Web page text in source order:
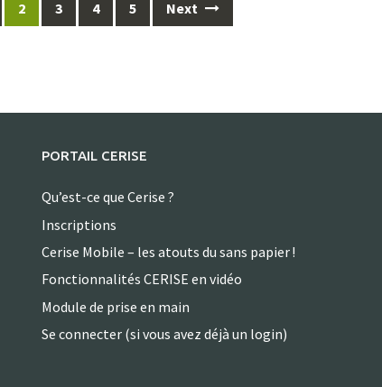
2 3 4 5 Next
PORTAIL CERISE
Qu’est-ce que Cerise ?
Inscriptions
Cerise Mobile – les atouts du sans papier !
Fonctionnalités CERISE en vidéo
Module de prise en main
Se connecter (si vous avez déjà un login)